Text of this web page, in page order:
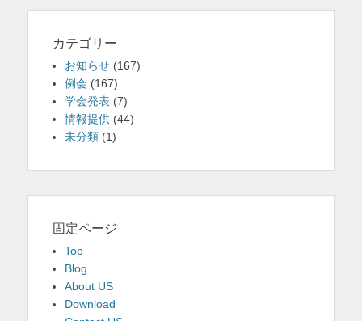
カテゴリー
お知らせ (167)
例会 (167)
学会発表 (7)
情報提供 (44)
未分類 (1)
固定ページ
Top
Blog
About US
Download